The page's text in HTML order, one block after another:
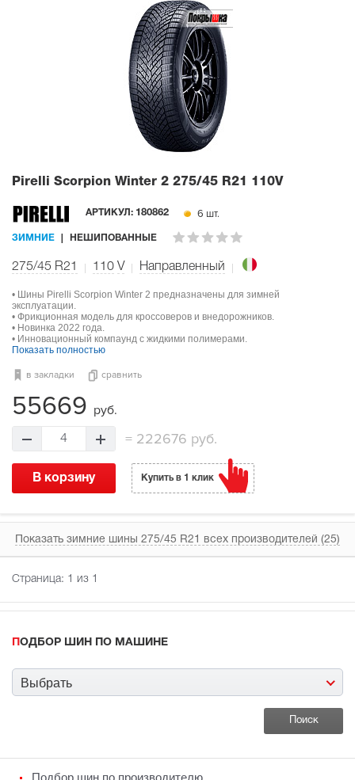
Pirelli Scorpion Winter 2 275/45 R21 110V
АРТИКУЛ: 180862 6 шт.
ЗИМНИЕ НЕШИПОВАННЫЕ
275/45 R21 110 V Направленный
• Шины Pirelli Scorpion Winter 2 предназначены для зимней
эксплуатации.
• Фрикционная модель для кроссоверов и внедорожников.
• Новинка 2022 года.
• Инновационный компаунд с жидкими полимерами.
Показать полностью
в закладки сравнить
55669 руб.
4 =222676 руб.
В корзину Купить в 1 клик
Показать зимние шины 275/45 R21 всех производителей (25)
Страница: 1 из 1
ПОДБОР ШИН ПО МАШИНЕ
Выбрать
Подбор шин по производителю